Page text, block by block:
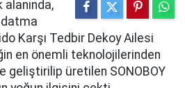
Karşı Tedbir Dekoy Ailesi
en önemli teknolojilerinden
geliştirilip üretilen SONOBOY